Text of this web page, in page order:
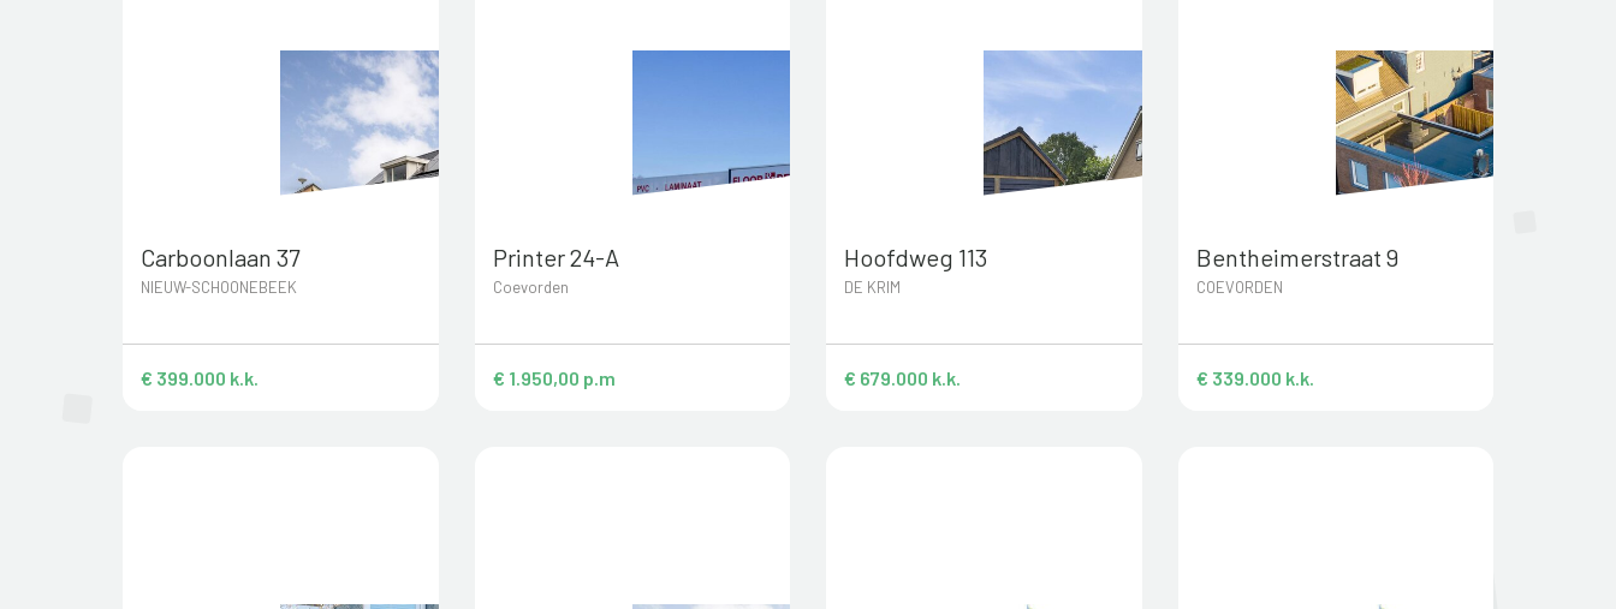
Carboonlaan 37
NIEUW-SCHOONEBEEK
€ 399.000 k.k.
Printer 24-A
Coevorden
€ 1.950,00 p.m
Hoofdweg 113
DE KRIM
€ 679.000 k.k.
Bentheimerstraat 9
COEVORDEN
€ 339.000 k.k.